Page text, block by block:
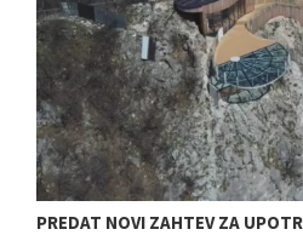
PREDAT NOVI ZAHTEV ZA